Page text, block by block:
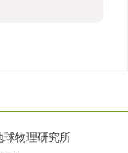
球物理研究所